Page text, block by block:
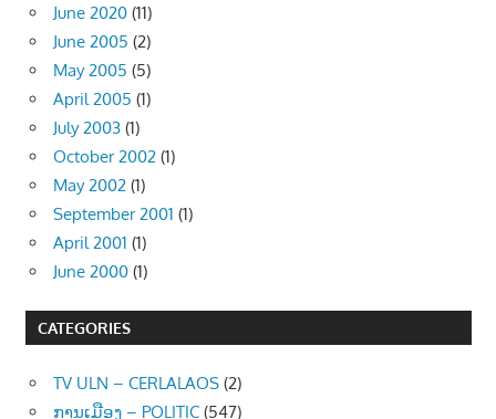
June 2020 (11)
June 2005 (2)
May 2005 (5)
April 2005 (1)
July 2003 (1)
October 2002 (1)
May 2002 (1)
September 2001 (1)
April 2001 (1)
June 2000 (1)
CATEGORIES
TV ULN – CERLALAOS (2)
ການເມືອງ – POLITIC (547)